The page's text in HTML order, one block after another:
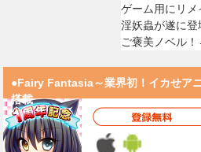
ゲーム用にリ
淫妖蟲が遂に登
ご褒美ノベル
●Fairy Fantasia～業界初！イカせア
搭載